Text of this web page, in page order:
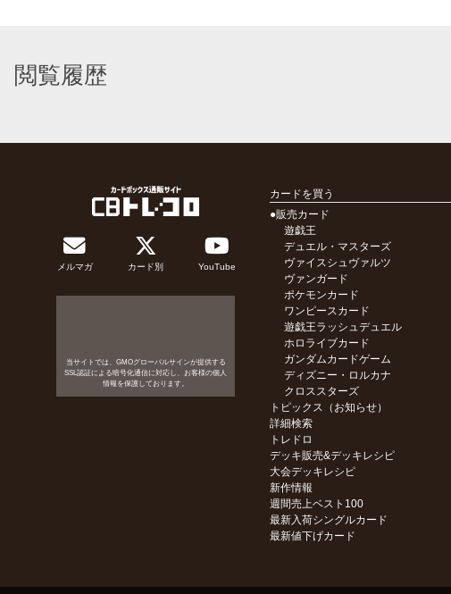
閲覧履歴
メルマガ カード別 YouTube
当サイトでは、GMOグローバルサインが提供する
SSL認証による暗号化通信に対応し、お客様の個人
情報を保護しております。
カードを買う
●販売カード
遊戯王
デュエル・マスターズ
ヴァイスシュヴァルツ
ヴァンガード
ポケモンカード
ワンピースカード
遊戯王ラッシュデュエル
ホロライブカード
ガンダムカードゲーム
ディズニー・ロルカナ
クロススターズ
トピックス（お知らせ）
詳細検索
トレドロ
デッキ販売&デッキレシピ
大会デッキレシピ
新作情報
週間売上ベスト100
最新入荷シングルカード
最新値下げカード